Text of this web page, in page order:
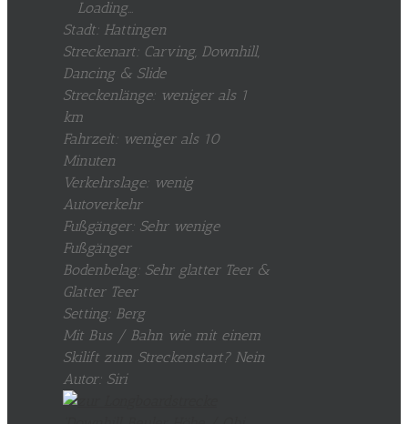
Loading...
Stadt: Hattingen
Streckenart: Carving, Downhill,
Dancing & Slide
Streckenlänge: weniger als 1
km
Fahrzeit: weniger als 10
Minuten
Verkehrslage: wenig
Autoverkehr
Fußgänger: Sehr wenige
Fußgänger
Bodenbelag: Sehr glatter Teer &
Glatter Teer
Setting: Berg
Mit Bus / Bahn wie mit einem
Skilift zum Streckenstart? Nein
Autor: Siri